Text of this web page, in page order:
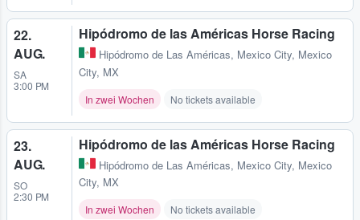
22.
AUG.
SA
3:00 PM
Hipódromo de las Américas Horse Racing
Hipódromo de Las Américas, Mexico City, Mexico
City, MX
In zwei Wochen No tickets available
23.
AUG.
SO
2:30 PM
Hipódromo de las Américas Horse Racing
Hipódromo de Las Américas, Mexico City, Mexico
City, MX
In zwei Wochen No tickets available